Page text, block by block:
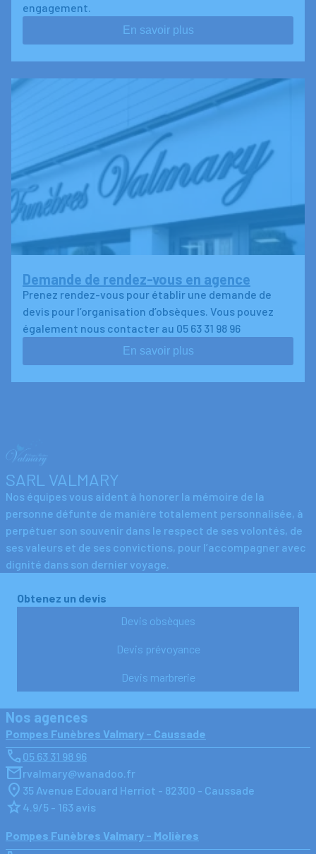
engagement.
En savoir plus
Demande de rendez-vous en agence
Prenez rendez-vous pour établir une demande de
devis pour l’organisation d’obsèques. Vous pouvez
également nous contacter au 05 63 31 98 96
En savoir plus
SARL VALMARY
Nos équipes vous aident à honorer la mémoire de la
personne défunte de manière totalement personnalisée, à
perpétuer son souvenir dans le respect de ses volontés, de
ses valeurs et de ses convictions, pour l’accompagner avec
dignité dans son dernier voyage.
Obtenez un devis
Devis obsèques
Devis prévoyance
Devis marbrerie
Nos agences
Pompes Funèbres Valmary - Caussade
05 63 31 98 96
rvalmary@wanadoo.fr
35 Avenue Edouard Herriot - 82300 - Caussade
4.9/5 - 163 avis
Pompes Funèbres Valmary - Molières